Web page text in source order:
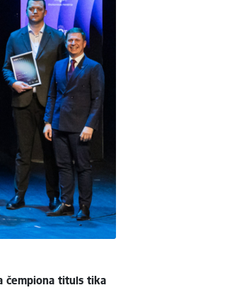
čempiona tituls tika